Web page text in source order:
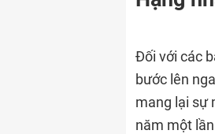
Đối với các
bước lên
mang lại sự
năm một